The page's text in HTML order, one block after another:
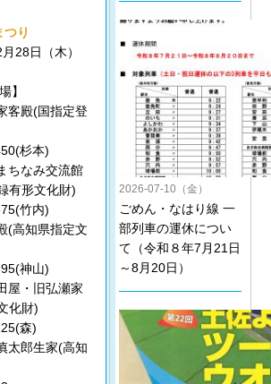
り
28日（木）
】
客殿(国指定登
杉本)
ちなみ交流館
有形文化財)
竹内)
(高知県指定文
神山)
屋・旧弘瀬家
化財)
森)
太郎生家(高知
2026-07-10（金）
ごめん・なはり線 一
部列車の運休につい
て（令和８年7月21日
～8月20日）